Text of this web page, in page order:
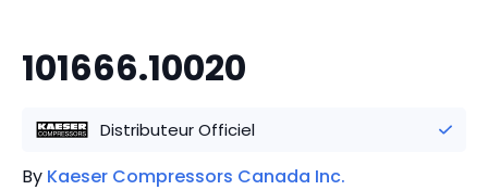
101666.10020
Distributeur Officiel
By Kaeser Compressors Canada Inc.